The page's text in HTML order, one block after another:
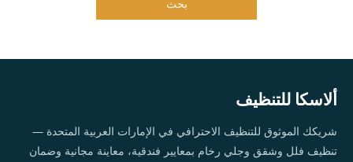
ألاسكا للتنظيف
شريكك الموثوق للتنظيف الاحترافي في الإمارات العربية المتحدة —
تنظيف فلل وشقق وجلي رخام بمعايير فندقية، معاينة مجانية وضمان